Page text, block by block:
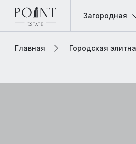
Загородная
Главная Городская